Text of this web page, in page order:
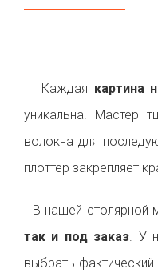
Каждая картина
уникальна. Мастер
волокна для
плоттер закрепляет
В нашей столярной
так и под заказ . У
выбрать